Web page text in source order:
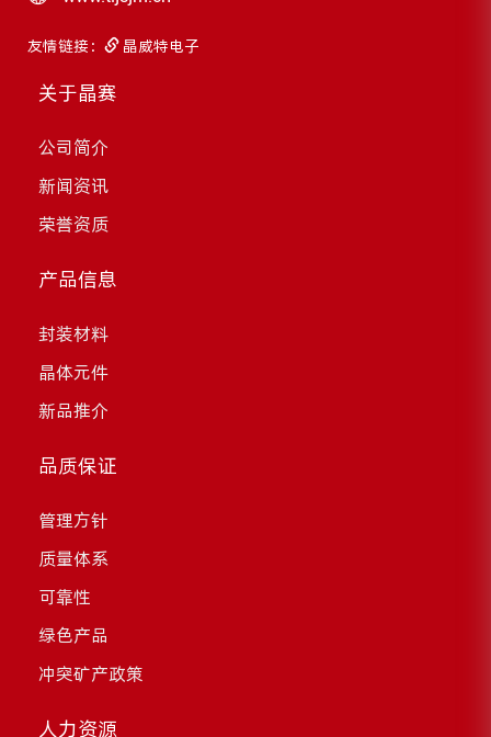
友情链接： 晶威特电子
关于晶赛
公司简介
新闻资讯
荣誉资质
产品信息
封装材料
晶体元件
新品推介
品质保证
管理方针
质量体系
可靠性
绿色产品
冲突矿产政策
人力资源